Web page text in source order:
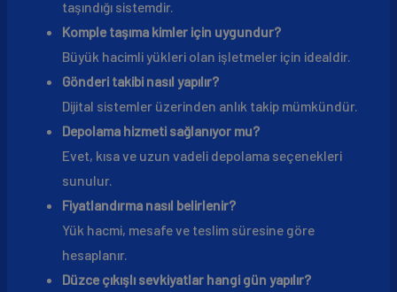
taşındığı sistemdir.
Komple taşıma kimler için uygundur?
Büyük hacimli yükleri olan işletmeler için idealdir.
Gönderi takibi nasıl yapılır?
Dijital sistemler üzerinden anlık takip mümkündür.
Depolama hizmeti sağlanıyor mu?
Evet, kısa ve uzun vadeli depolama seçenekleri
sunulur.
Fiyatlandırma nasıl belirlenir?
Yük hacmi, mesafe ve teslim süresine göre
hesaplanır.
Düzce çıkışlı sevkiyatlar hangi gün yapılır?